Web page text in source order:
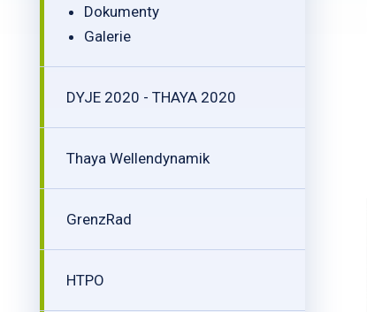
Dokumenty
Galerie
DYJE 2020 - THAYA 2020
Thaya Wellendynamik
GrenzRad
HTPO